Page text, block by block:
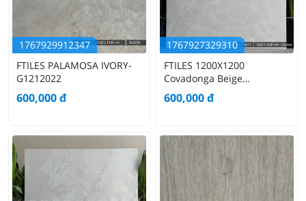
1767929912347
FTILES PALAMOSA IVORY-
G1212022
600,000đ
1767927329310
FTILES 1200X1200
Covadonga Beige
G1212011
600,000đ